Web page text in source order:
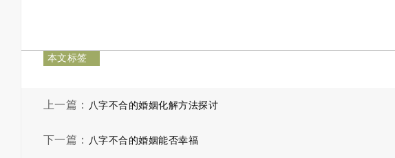
本文标签
上一篇： 八字不合的婚姻化解方法探讨
下一篇： 八字不合的婚姻能否幸福